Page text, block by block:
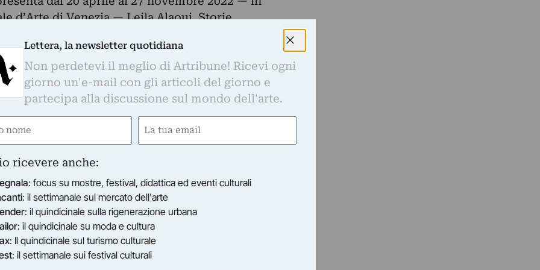
d’Arte di Venezia — Leila Alaoui. Storie
marocchina si compone di due parti: Les
prima propone una serie di gigantografie, di
delle quali inedite ed esposte al Fondaco
la corte interna dell’edificio. La
di video e immagini e sarà ospitata al quarto
di ampio respiro, che ha portato l’artista a
per il Marocco con uno studio fotografico
corale del Paese attraverso i suoi abitanti.
di tradizioni, culture ed estetiche diverse,
stanno gradualmente scomparendo. Più che
Marocains è stato un modo per la giovane
radici e affermare un'estetica indipendente,
la dignità degli individui e di un
Lettera, la newsletter quotidiana
Non perdetevi il meglio di Artribune! Ricevi ogni
giorno un'e-mail con gli articoli del giorno e
partecipa alla discussione sul mondo dell'arte.
Email
ricevere anche:
: focus su mostre, festival, didattica ed eventi culturali
: il settimanale sul mercato dell'arte
: il quindicinale sulla rigenerazione urbana
: il quindicinale su moda e cultura
: Il quindicinale sul turismo culturale
: il settimanale sui festival culturali